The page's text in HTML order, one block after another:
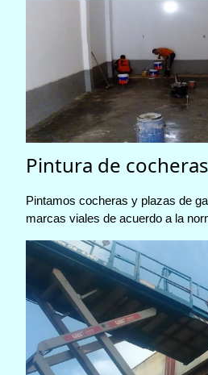
Pintura de cocheras
Pintamos cocheras y plazas de
marcas viales de acuerdo a la